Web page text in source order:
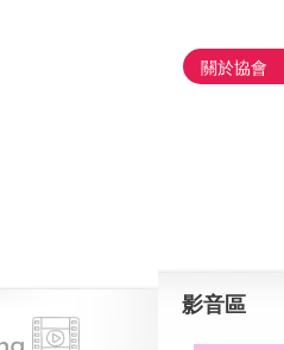
關於協會
影音區